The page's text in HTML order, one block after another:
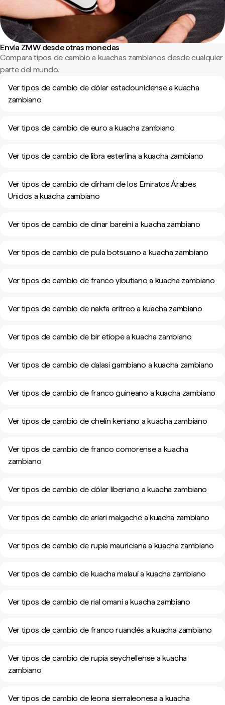
Envía ZMW desde otras monedas
Compara tipos de cambio a kuachas zambianos desde cualquier
parte del mundo.
Ver tipos de cambio de dólar estadounidense a kuacha
zambiano
Ver tipos de cambio de euro a kuacha zambiano
Ver tipos de cambio de libra esterlina a kuacha zambiano
Ver tipos de cambio de dírham de los Emiratos Árabes
Unidos a kuacha zambiano
Ver tipos de cambio de dinar bareiní a kuacha zambiano
Ver tipos de cambio de pula botsuano a kuacha zambiano
Ver tipos de cambio de franco yibutiano a kuacha zambiano
Ver tipos de cambio de nakfa eritreo a kuacha zambiano
Ver tipos de cambio de bir etíope a kuacha zambiano
Ver tipos de cambio de dalasi gambiano a kuacha zambiano
Ver tipos de cambio de franco guineano a kuacha zambiano
Ver tipos de cambio de chelín keniano a kuacha zambiano
Ver tipos de cambio de franco comorense a kuacha
zambiano
Ver tipos de cambio de dólar liberiano a kuacha zambiano
Ver tipos de cambio de ariari malgache a kuacha zambiano
Ver tipos de cambio de rupia mauriciana a kuacha zambiano
Ver tipos de cambio de kuacha malauí a kuacha zambiano
Ver tipos de cambio de rial omaní a kuacha zambiano
Ver tipos de cambio de franco ruandés a kuacha zambiano
Ver tipos de cambio de rupia seychellense a kuacha
zambiano
Ver tipos de cambio de leona sierraleonesa a kuacha